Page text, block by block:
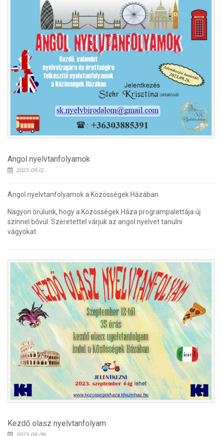
Angol nyelvtanfolyamok
2023.09.12.
Angol nyelvtanfolyamok a Közösségek Házában
Nagyon örülünk, hogy a Közösségek Háza programpalettája új
színnel bővül. Szeretettel várjuk az angol nyelvet tanulni
vágyókat.
Kezdő olasz nyelvtanfolyam
2023.08.09.